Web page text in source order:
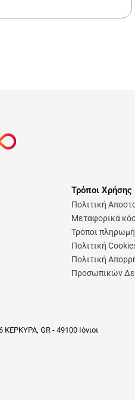
Τρόποι Χρήσης
Πολιτική
Μεταφορικά
Τρόποι
Πολιτική
Πολιτική
Προσωπικών
GR - 49100 Ιόνιοι